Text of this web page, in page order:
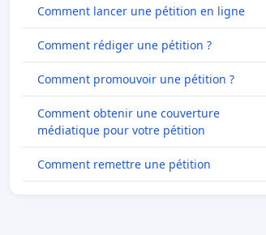
Comment lancer une pétition en ligne
Comment rédiger une pétition ?
Comment promouvoir une pétition ?
Comment obtenir une couverture
médiatique pour votre pétition
Comment remettre une pétition